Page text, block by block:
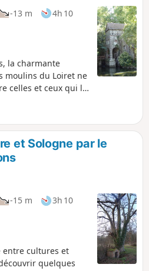
-13 m
4h 10
la charmante
moulins du Loiret ne
celles et ceux qui la
durant des siècles.
eaux calmes et
dans le
et d'apprécier
et Sologne par le
-15 m
3h 10
entre cultures et
quelques